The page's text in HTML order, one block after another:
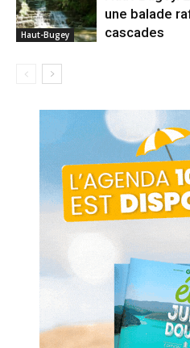
Haut-Bugey
une balade
cascades